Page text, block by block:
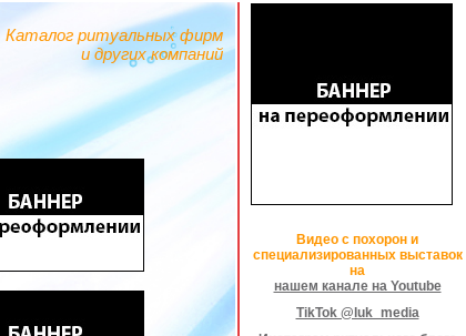
Каталог ритуальных фирм
и других компаний
Видео с похорон и
специализированных выставок
на
нашем канале на Youtube
TikTok @luk_media